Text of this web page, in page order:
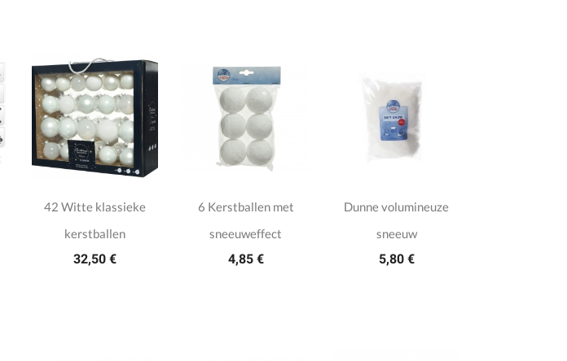
42 Witte klassieke
kerstballen
32,50 €
6 Kerstballen met
sneeuweffect
4,85 €
Dunne volumineuze
sneeuw
5,80 €